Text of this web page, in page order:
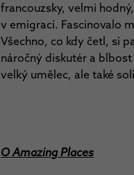
francouzsky, velmi
v emigraci. Fascinovalo
Všechno, co kdy četl, si
náročný diskutér a
velký umělec, ale také
O Amazing Places